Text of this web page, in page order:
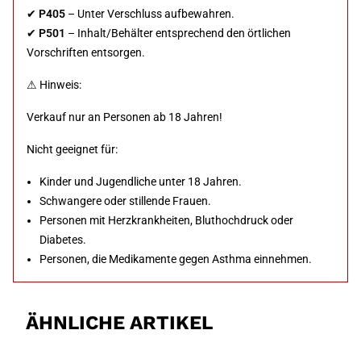
✔ P405 – Unter Verschluss aufbewahren.
✔ P501 – Inhalt/Behälter entsprechend den örtlichen
Vorschriften entsorgen.
⚠ Hinweis:
Verkauf nur an Personen ab 18 Jahren!
Nicht geeignet für:
Kinder und Jugendliche unter 18 Jahren.
Schwangere oder stillende Frauen.
Personen mit Herzkrankheiten, Bluthochdruck oder
Diabetes.
Personen, die Medikamente gegen Asthma einnehmen.
ÄHNLICHE ARTIKEL